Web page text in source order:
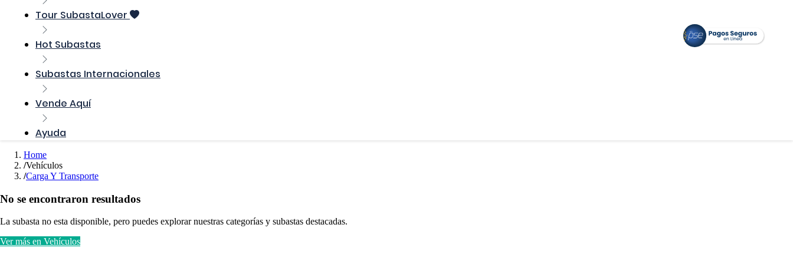
Tour SubastaLover
Hot Subastas
Subastas Internacionales
Vende Aquí
Ayuda
Home
Vehículos
Carga Y Transporte
No se encontraron resultados
La subasta no esta disponible, pero puedes explorar nuestras categorías y subastas destacadas.
Ver más en Vehículos